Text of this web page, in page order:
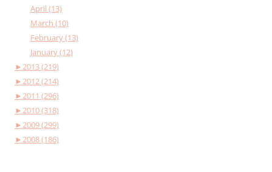
April (13)
March (10)
February (13)
January (12)
►2013 (219)
►2012 (214)
►2011 (296)
►2010 (318)
►2009 (299)
►2008 (186)